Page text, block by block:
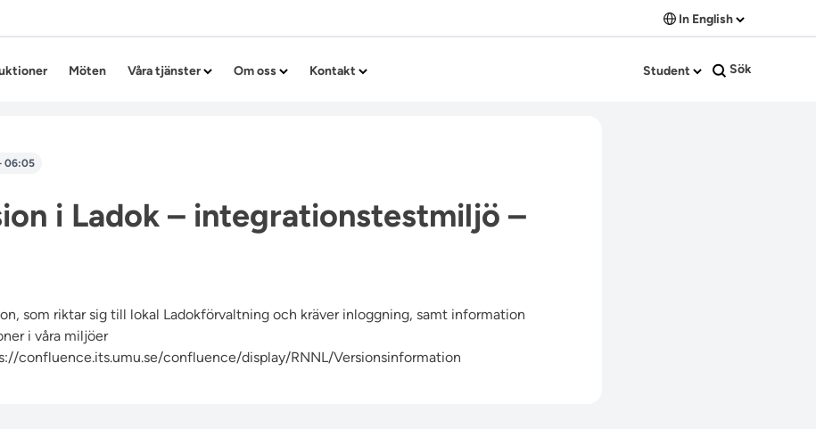
In English
Möten Våra tjänster Om oss Kontakt Student Sök
06:05
i Ladok – integrationstestmiljö –
som riktar sig till lokal Ladokförvaltning och kräver inloggning, samt information
i våra miljöer
confluence.its.umu.se/confluence/display/RNNL/Versionsinformation